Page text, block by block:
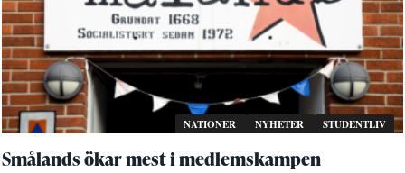
NATIONER NYHETER STUDENTLIV
Smålands ökar mest i medlemskampen